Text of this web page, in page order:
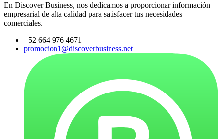
En Discover Business, nos dedicamos a proporcionar información
empresarial de alta calidad para satisfacer tus necesidades
comerciales.
+52 664 976 4671
promocion1@discoverbusiness.net